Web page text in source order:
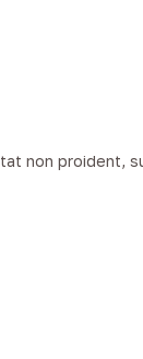
non proident,